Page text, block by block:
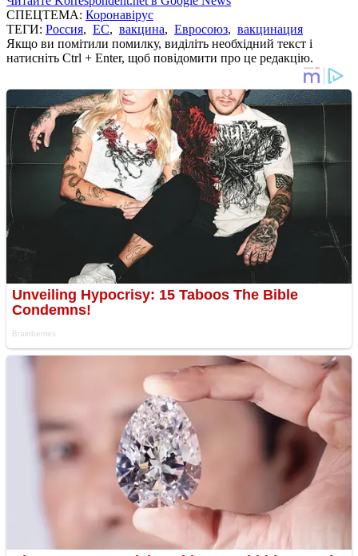
СПЕЦТЕМА: Коронавірус
ТЕГИ: Россия, ЕС, вакцина, Евросоюз, вакцинация
Якщо ви помітили помилку, виділіть необхідний текст і
натисніть Ctrl + Enter, щоб повідомити про це редакцію.